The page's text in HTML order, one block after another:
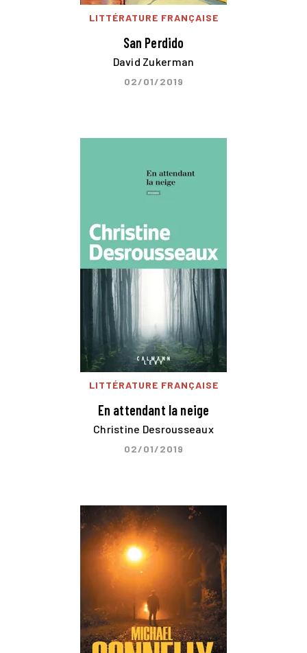
LITTÉRATURE FRANÇAISE
San Perdido
David Zukerman
02/01/2019
LITTÉRATURE FRANÇAISE
En attendant la neige
Christine Desrousseaux
02/01/2019